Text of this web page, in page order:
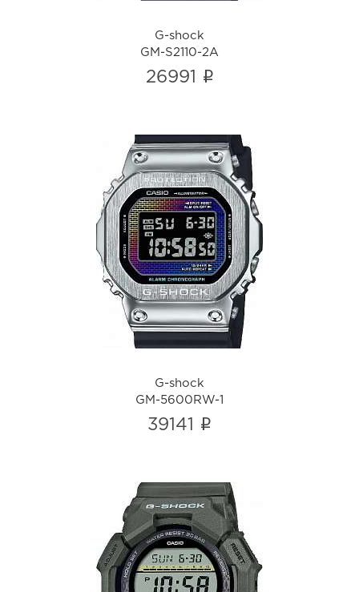
G-shock
GM-S2110-2A
26991 i
G-shock
GM-5600RW-1
i
G-shock
GM-5600RW-1
39141 i
G-shock